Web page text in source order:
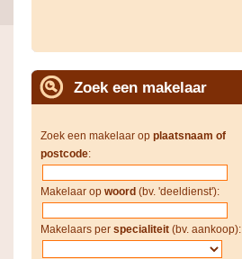
Zoek een makelaar
Zoek een makelaar op plaatsnaam of
postcode:
Makelaar op woord (bv. 'deeldienst'):
Makelaars per specialiteit(bv. aankoop):